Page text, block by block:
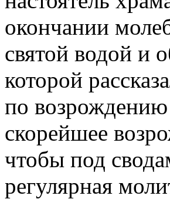
окончании
святой водой и
которой
по
скорейшее
чтобы под
регулярная